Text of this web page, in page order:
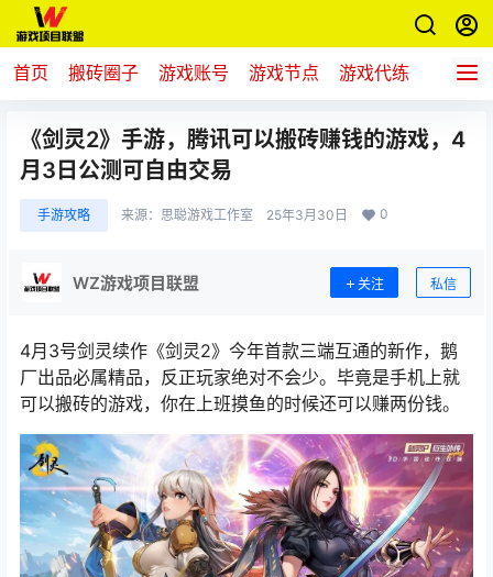
首页 搬砖圈子 游戏账号 游戏节点 游戏代练 新游推
《剑灵2》手游，腾讯可以搬砖赚钱的游戏，4
月3日公测可自由交易
手游攻略 来源： 思聪游戏工作室 25年3月30日 0
WZ游戏项目联盟 关注 私信
4月3号剑灵续作《剑灵2》今年首款三端互通的新作，鹅
厂出品必属精品，反正玩家绝对不会少。 毕竟是手机上就
可以搬砖的游戏，你在上班摸鱼的时候还可以赚两份钱。